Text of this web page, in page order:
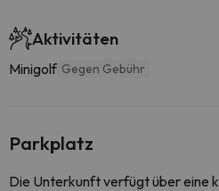
Aktivitäten
Minigolf Gegen Gebühr
Parkplatz
Die Unterkunft verfügt über eine